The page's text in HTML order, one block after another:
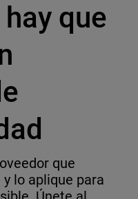
que
que
lo aplique para